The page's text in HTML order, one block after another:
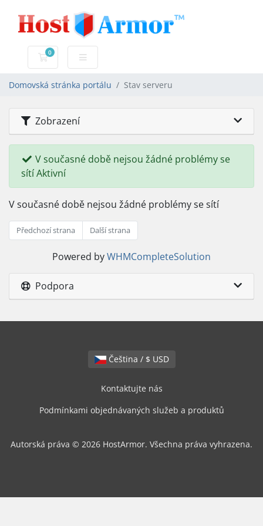
0
Nákupní Košík
Domovská stránka portálu Stav serveru
Zobrazení
V současné době nejsou žádné problémy se
sítí Aktivní
V současné době nejsou žádné problémy se sítí
Předchozí strana Další strana
Powered byWHMCompleteSolution
Podpora
Čeština / $ USD
Kontaktujte nás
Podmínkami objednávaných služeb a produktů
Autorská práva © 2026 HostArmor. Všechna práva vyhrazena.